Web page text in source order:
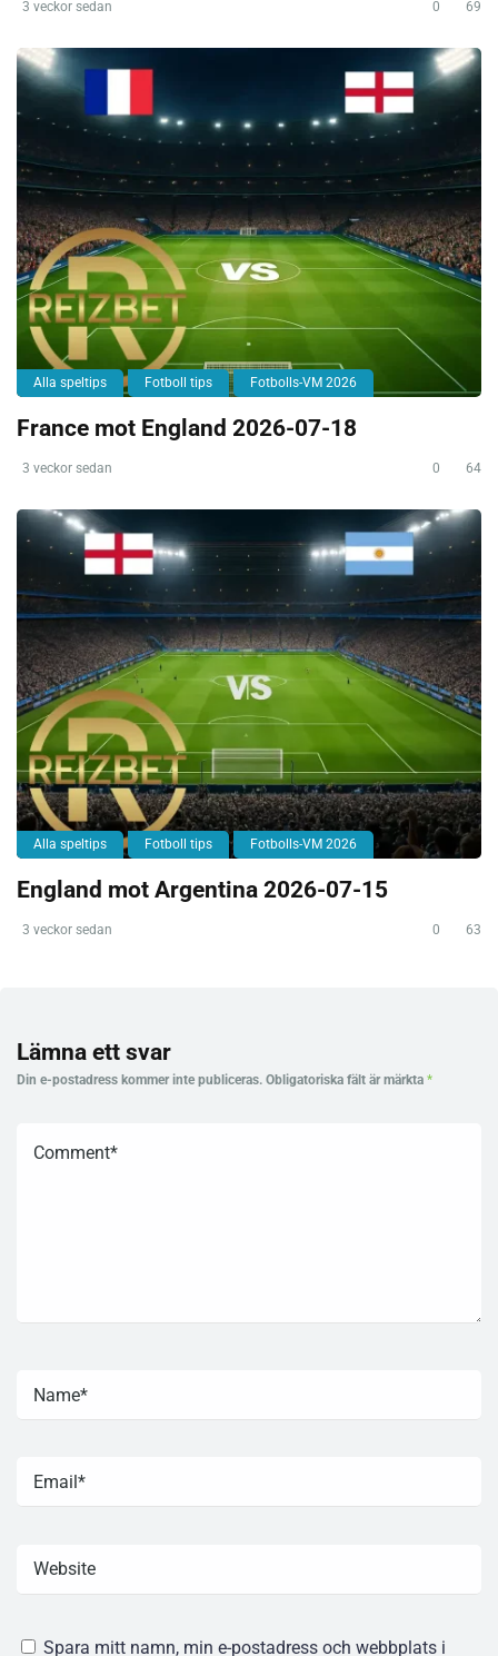
3 veckor sedan 0 69
Alla speltips Fotboll tips Fotbolls-VM 2026
France mot England 2026-07-18
3 veckor sedan 0 64
Alla speltips Fotboll tips Fotbolls-VM 2026
England mot Argentina 2026-07-15
3 veckor sedan 0 63
Lämna ett svar
Din e-postadress kommer inte publiceras. Obligatoriska fält är märkta *
Spara mitt namn, min e-postadress och webbplats i